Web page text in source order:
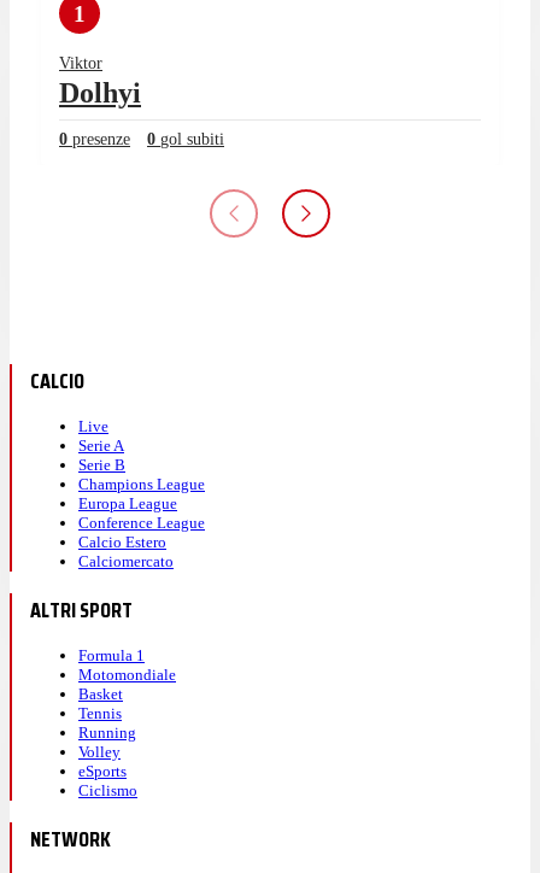
1
Viktor
Dolhyi
0 presenze 0 gol subiti
CALCIO
Live
Serie A
Serie B
Champions League
Europa League
Conference League
Calcio Estero
Calciomercato
ALTRI SPORT
Formula 1
Motomondiale
Basket
Tennis
Running
Volley
eSports
Ciclismo
NETWORK